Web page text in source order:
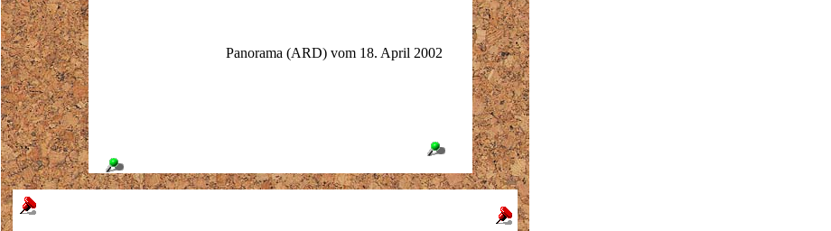
Panorama (ARD) vom 18. April 2002